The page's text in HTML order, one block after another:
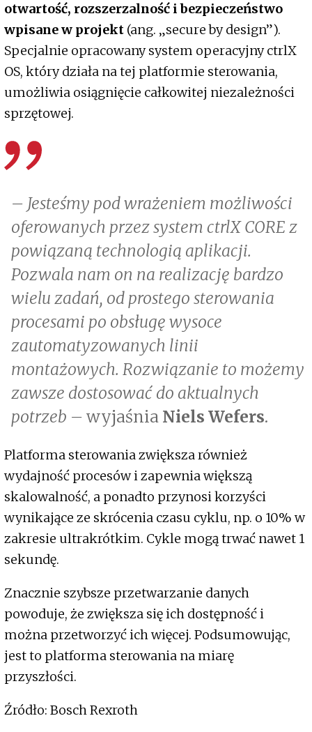
otwartość, rozszerzalność i bezpieczeństwo
wpisane w projekt (ang. „secure by design”).
Specjalnie opracowany system operacyjny ctrlX
OS, który działa na tej platformie sterowania,
umożliwia osiągnięcie całkowitej niezależności
sprzętowej.
– Jesteśmy pod wrażeniem możliwości
oferowanych przez system ctrlX CORE z
powiązaną technologią aplikacji.
Pozwala nam on na realizację bardzo
wielu zadań, od prostego sterowania
procesami po obsługę wysoce
zautomatyzowanych linii
montażowych. Rozwiązanie to możemy
zawsze dostosować do aktualnych
potrzeb – wyjaśnia Niels Wefers.
Platforma sterowania zwiększa również
wydajność procesów i zapewnia większą
skalowalność, a ponadto przynosi korzyści
wynikające ze skrócenia czasu cyklu, np. o 10% w
zakresie ultrakrótkim. Cykle mogą trwać nawet 1
sekundę.
Znacznie szybsze przetwarzanie danych
powoduje, że zwiększa się ich dostępność i
można przetworzyć ich więcej. Podsumowując,
jest to platforma sterowania na miarę
przyszłości.
Źródło: Bosch Rexroth